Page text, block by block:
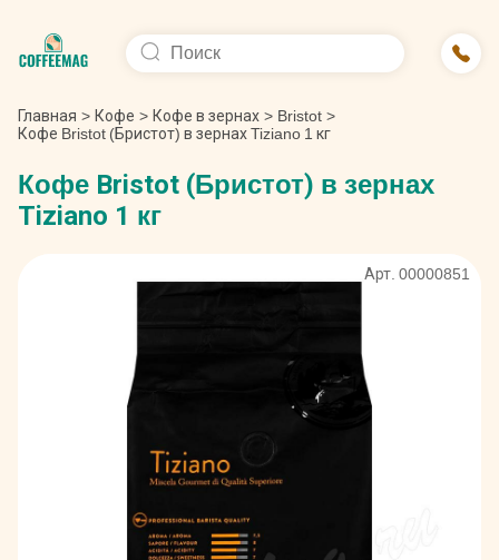
Главная > Кофе > Кофе в зернах > Bristot >
Кофе Bristot (Бристот) в зернах Tiziano 1 кг
Кофе Bristot (Бристот) в зернах
Tiziano 1 кг
Арт. 00000851